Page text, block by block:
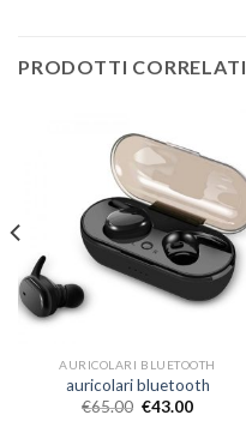
PRODOTTI CORRELATI
AURICOLARI BLUETOOTH
auricolari bluetooth
€65.00 €43.00